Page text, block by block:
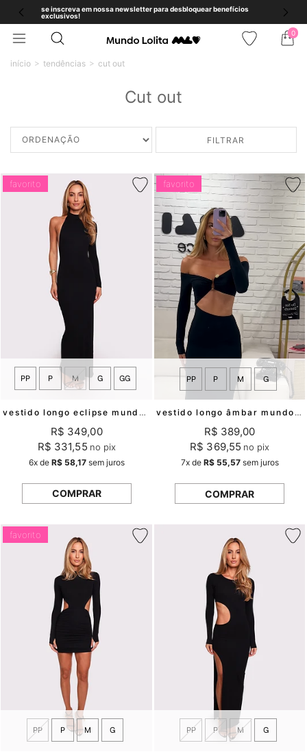
se inscreva em nossa newsletter para desbloquear benefícios
exclusivos!
0
início tendências cut out
Cut out
FILTRAR
favorito
vestido longo eclipse mundo lolita
PP P M G GG
R$ 349,00
R$ 331,55 no pix
6xde R$ 58,17sem juros
COMPRAR
favorito
vestido longo âmbar mundo lolita
PP P M G
R$ 389,00
R$ 369,55 no pix
7xde R$ 55,57sem juros
COMPRAR
favorito
PP P M G PP P M G